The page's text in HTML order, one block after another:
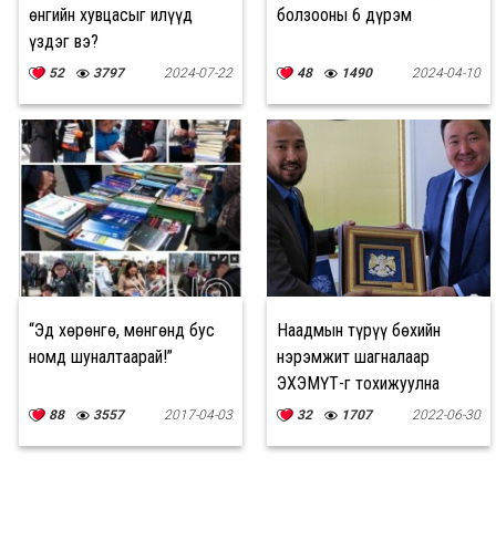
өнгийн хувцасыг илүүд
үздэг вэ?
52 3797 2024-07-22
болзооны 6 дүрэм
48 1490 2024-04-10
“Эд хөрөнгө, мөнгөнд бус
номд шуналтаарай!”
88 3557 2017-04-03
Наадмын түрүү бөхийн
нэрэмжит шагналаар
ЭХЭМҮТ-г тохижуулна
32 1707 2022-06-30